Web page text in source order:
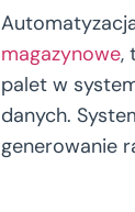
magazynowe,
palet w
danych.
generowanie